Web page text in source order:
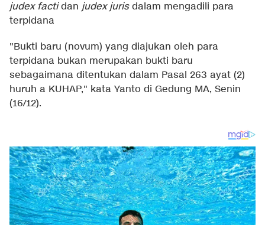
judex factidan judex jurisdalam mengadili para
terpidana
"Bukti baru (novum) yang diajukan oleh para
terpidana bukan merupakan bukti baru
sebagaimana ditentukan dalam Pasal 263 ayat (2)
huruh a KUHAP," kata Yanto di Gedung MA, Senin
(16/12).